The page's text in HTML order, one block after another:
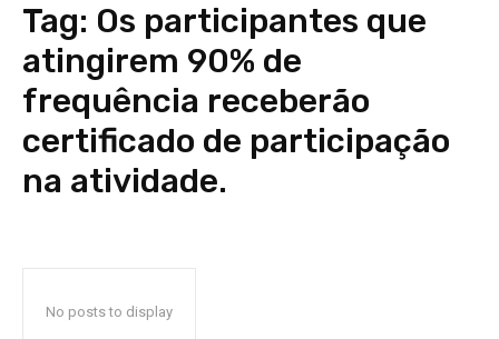
Tag: Os participantes que
atingirem 90% de
frequência receberão
certificado de participação
na atividade.
No posts to display